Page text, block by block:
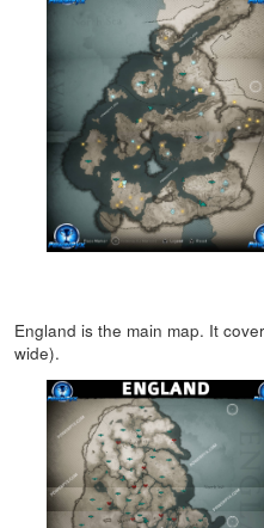
England is the main map. It
wide).